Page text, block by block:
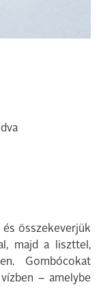
összekeverjük
majd a liszttel,
Gombócokat
– amelybe